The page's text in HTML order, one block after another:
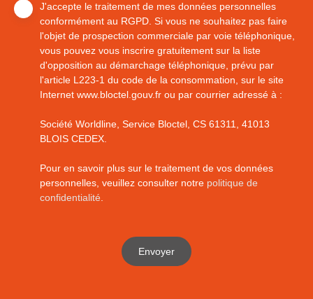
J'accepte le traitement de mes données personnelles
conformément au RGPD. Si vous ne souhaitez pas faire
l'objet de prospection commerciale par voie téléphonique,
vous pouvez vous inscrire gratuitement sur la liste
d'opposition au démarchage téléphonique, prévu par
l'article L223-1 du code de la consommation, sur le site
Internet www.bloctel.gouv.fr ou par courrier adressé à :
Société Worldline, Service Bloctel, CS 61311, 41013
BLOIS CEDEX.
Pour en savoir plus sur le traitement de vos données
personnelles, veuillez consulter notre politique de
confidentialité.
Envoyer